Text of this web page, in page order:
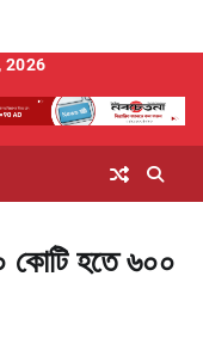
2026
কোটি হতে ৬০০